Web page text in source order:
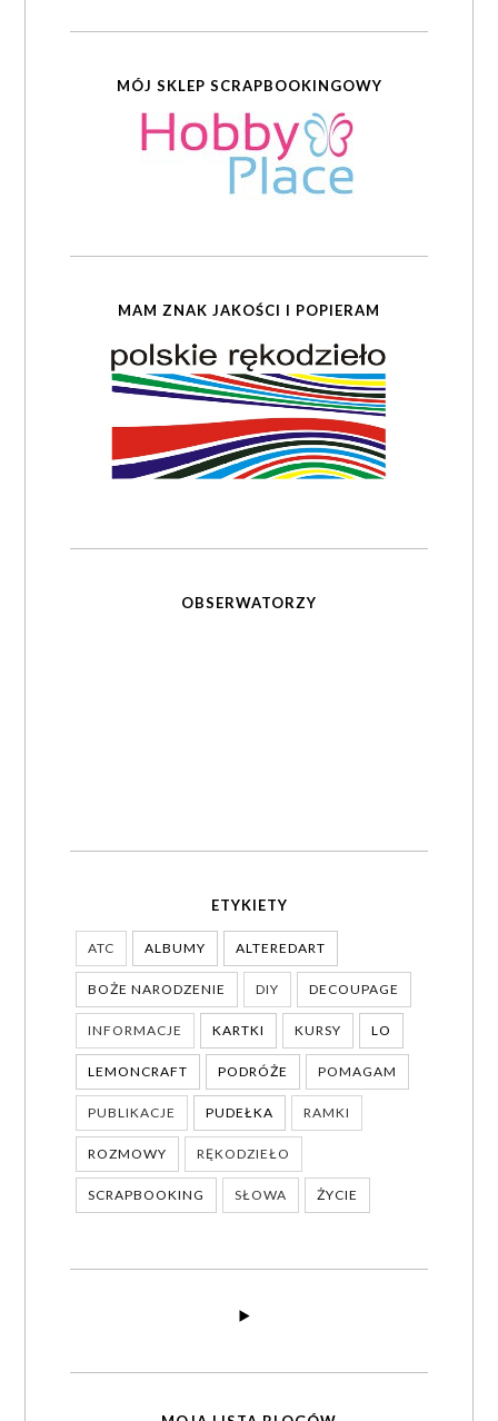
MÓJ SKLEP SCRAPBOOKINGOWY
MAM ZNAK JAKOŚCI I POPIERAM
OBSERWATORZY
ETYKIETY
ATC ALBUMY ALTEREDART
BOŻE NARODZENIE DIY DECOUPAGE
INFORMACJE KARTKI KURSY LO
LEMONCRAFT PODRÓŻE POMAGAM
PUBLIKACJE PUDEŁKA RAMKI
ROZMOWY RĘKODZIEŁO
SCRAPBOOKING SŁOWA ŻYCIE